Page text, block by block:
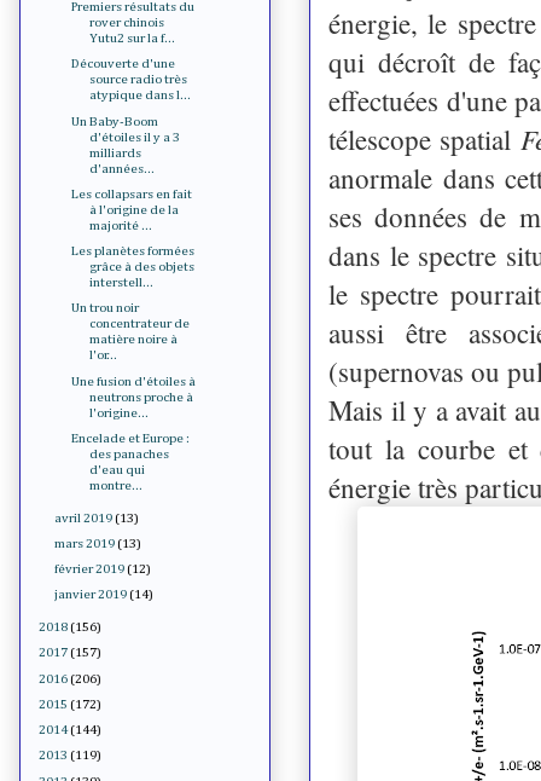
énergie, le
qui décroît de
effectuées d'une
télescope spatial
anormale dans
ses données de
dans le spectre
le spectre
aussi être
(supernovas ou
Mais il y a avait
tout la courbe et
énergie très
Premiers résultats du
rover chinois
Yutu2 sur la f...
Découverte d'une
source radio très
atypique dans l...
Un Baby-Boom
d'étoiles il y a 3
milliards
d'années...
Les collapsars en fait
à l'origine de la
majorité ...
Les planètes formées
grâce à des objets
interstell...
Un trou noir
concentrateur de
matière noire à
l'or...
Une fusion d'étoiles à
neutrons proche à
l'origine...
Encelade et Europe :
des panaches
d'eau qui
montre...
avril 2019 (13)
mars 2019 (13)
février 2019 (12)
janvier 2019 (14)
2018 (156)
2017 (157)
2016 (206)
2015 (172)
2014 (144)
2013 (119)